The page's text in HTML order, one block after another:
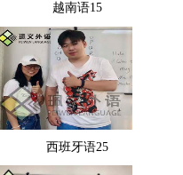
越南语15
西班牙语25